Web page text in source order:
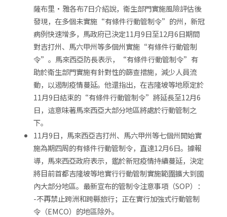
薩布里·雅各布7日介紹說，衛生部門實施風險評估後
發現，在多個未實施“有條件行動管制令”的州，新冠
病例快速增多，馬政府已決定11月9日至12月6日期間
對吉打州、馬六甲州等多個州實施“有條件行動管制
令”。馬來西亞防長表示，“有條件行動管制令”有
助於衛生部門實施有針對性的篩查措施，減少人員流
動，以遏制疫情蔓延。他還指出，在吉隆坡等地原定於
11月9日結束的“有條件行動管制令”將延長至12月6
日，這意味著馬來西亞大部分地區將處於行動管制之
下。
11月9日，馬來西亞吉打州、馬六甲州等七個州開始實
施為期四周的有條件行動管制令，直達​​12月6日。據報
導，馬來西亞政府表示，鑑於新冠疫情持續蔓延，決定
將目前首都吉隆坡等地實行行動管制實施範圍擴大到國
內大部分地區。最新宣布的管制令注意事項（SOP）：
-不再禁止跨洲和跨縣旅行；正在實行加強式行動管制
令（EMCO）的地區除外。